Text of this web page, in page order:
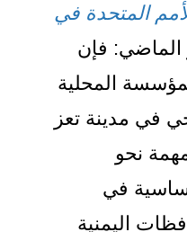
المتحدة في
الماضي: فإن
المحلية
في مدينة تعز
نحو
في
اليمنية